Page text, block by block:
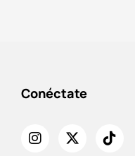
Conéctate